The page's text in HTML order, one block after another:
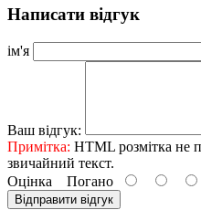
Написати відгук
ім'я
Ваш відгук:
Примітка: HTML розмітка не
звичайний текст.
Оцінка Погано
Відправити відгук